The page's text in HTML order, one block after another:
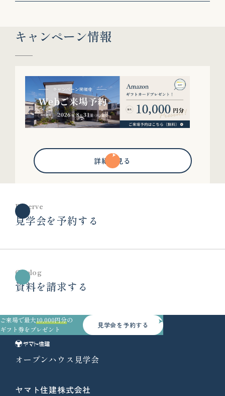
キャンペーン情報
詳細を見る
Reserve
見学会を予約する
Catalog
資料を請求する
ご来場で最大10,000円分の
ギフト券をプレゼント
見学会を予約する
オープンハウス見学会
ヤマト住建株式会社